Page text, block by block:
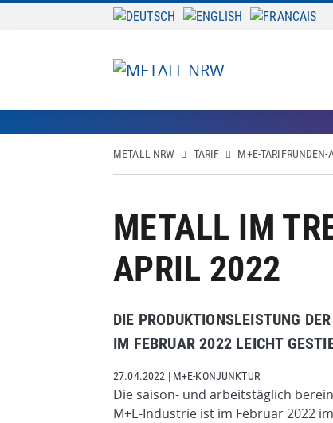
METALL NRW TARIF M+E-TARIFRUNDEN-
METALL IM
APRIL 2022
DIE PRODUKTIONSLEISTUNG
IM FEBRUAR 2022 LEICHT
27.04.2022 | M+E-KONJUNKTUR
Die saison- und arbeitstäglich
M+E-Industrie ist im Februar 2022